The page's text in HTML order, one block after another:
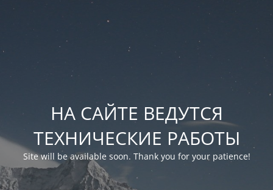
НА САЙТЕ ВЕДУТСЯ
ТЕХНИЧЕСКИЕ РАБОТЫ
Site will be available soon. Thank you for your patience!